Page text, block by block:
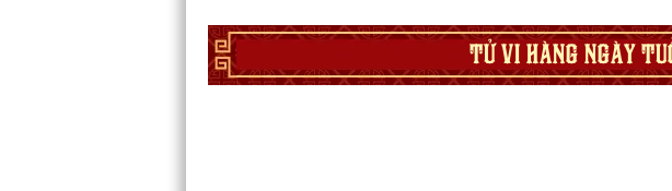
TỬ VI HÀNG NGÀY